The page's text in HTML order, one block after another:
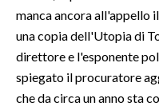
manca ancora all'appello
una copia dell'Utopia di
direttore e l'esponente
spiegato il procuratore
che da circa un anno sta